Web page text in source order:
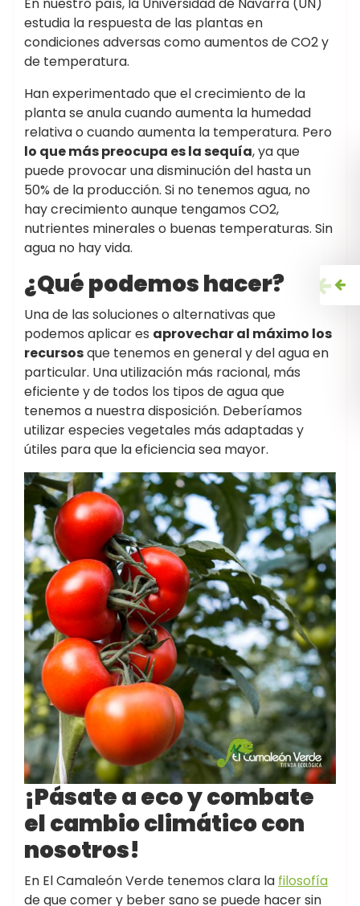
estudia la respuesta de las plantas en
condiciones adversas como aumentos de CO2 y
de temperatura.
Han experimentado que el crecimiento de la
planta se anula cuando aumenta la humedad
relativa o cuando aumenta la temperatura. Pero
lo que más preocupa es la sequía, ya que
puede provocar una disminución del hasta un
50% de la producción. Si no tenemos agua, no
hay crecimiento aunque tengamos CO2,
nutrientes minerales o buenas temperaturas. Sin
agua no hay vida.
¿Qué podemos hacer?
Una de las soluciones o alternativas que
podemos aplicar es aprovechar al máximo los
recursosque tenemos en general y del agua en
particular. Una utilización más racional, más
eficiente y de todos los tipos de agua que
tenemos a nuestra disposición. Deberíamos
utilizar especies vegetales más adaptadas y
útiles para que la eficiencia sea mayor.
¡Pásate a eco y combate
el cambio climático con
nosotros!
En El Camaleón Verde tenemos clara la filosofía
de que comer y beber sano se puede hacer sin